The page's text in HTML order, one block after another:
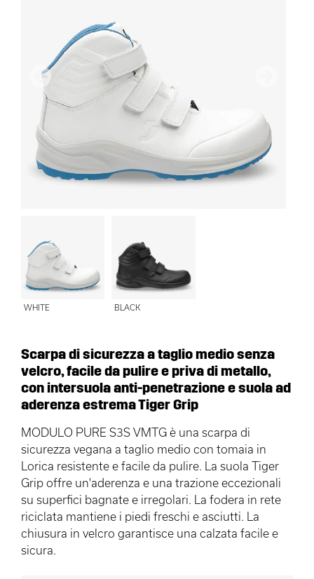
Precedente
WHITE BLACK
Scarpa di sicurezza a taglio medio senza
velcro, facile da pulire e priva di metallo,
con intersuola anti-penetrazione e suola ad
aderenza estrema Tiger Grip
MODULO PURE S3S VMTG è una scarpa di
sicurezza vegana a taglio medio con tomaia in
Lorica resistente e facile da pulire. La suola Tiger
Grip offre un'aderenza e una trazione eccezionali
su superfici bagnate e irregolari. La fodera in rete
riciclata mantiene i piedi freschi e asciutti. La
chiusura in velcro garantisce una calzata facile e
sicura.